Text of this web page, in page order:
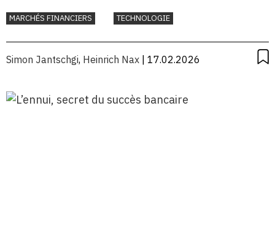
MARCHÉS FINANCIERS TECHNOLOGIE
Simon Jantschgi, Heinrich Nax | 17.02.2026